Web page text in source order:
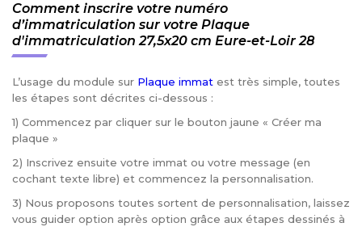
Comment inscrire votre numéro
d’immatriculation sur votre Plaque
d'immatriculation 27,5x20 cm Eure-et-Loir 28
L’usage du module sur Plaque immat est très simple, toutes
les étapes sont décrites ci-dessous :
1) Commencez par cliquer sur le bouton jaune « Créer ma
plaque »
2) Inscrivez ensuite votre immat ou votre message (en
cochant texte libre) et commencez la personnalisation.
3) Nous proposons toutes sortent de personnalisation, laissez
vous guider option après option grâce aux étapes dessinés à